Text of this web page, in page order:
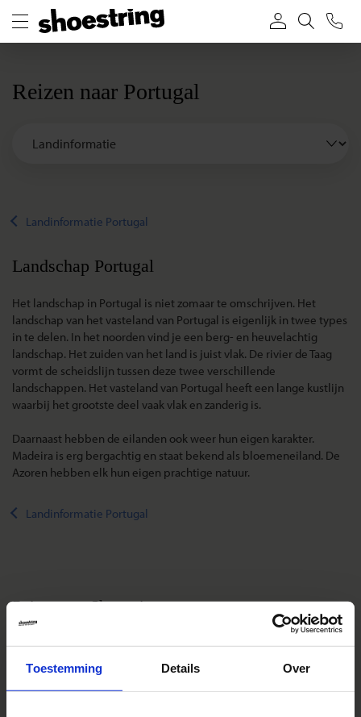
Toestemming Details Over
Reizen naar Portugal
Landinformatie Portugal
Landschap Portugal
Het landschap in Portugal is niet zomaar te omschrijven. Het
landschap van het vasteland van Portugal is eigenlijk in twee types
in te delen. In het noorden vind je een berg- en heuvelachtig
landschap. Het zuiden van het land is juist vlak. De rivier de Taag
vormt de scheidslijn tussen deze twee verschillende
landschappen. Het vasteland van Portugal heeft een lange kustlijn
waarbij het grootste deel vaak vlak en zanderig is.
Daarnaast hebben de eilanden ook weer hun eigen karakter.
Madeira is erg bergachtig en staat bekend als bloemeneiland. De
Azoren hebben elk hun eigen prachtige natuur.
Landinformatie Portugal
Reizen met Shoestring